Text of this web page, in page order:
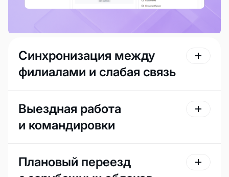
Синхронизация между
филиалами и слабая связь
Выездная работа
и командировки
Плановый переезд